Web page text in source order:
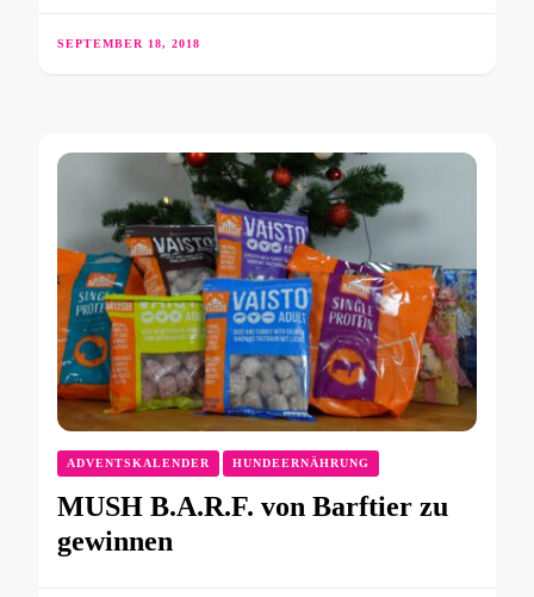
SEPTEMBER 18, 2018
ADVENTSKALENDER HUNDEERNÄHRUNG
MUSH B.A.R.F. von Barftier zu
gewinnen